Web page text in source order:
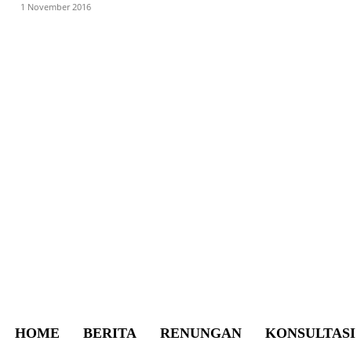
1 November 2016
HOME BERITA RENUNGAN KONSULTASI